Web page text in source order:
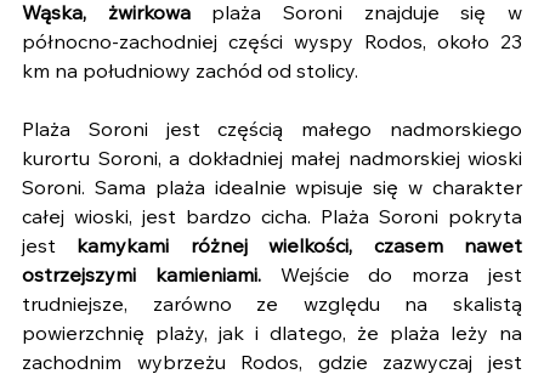
Wąska, żwirkowa plaża Soroni znajduje się w
północno-zachodniej części wyspy Rodos, około 23
km na południowy zachód od stolicy.
Plaża Soroni jest częścią małego nadmorskiego
kurortu Soroni, a dokładniej małej nadmorskiej wioski
Soroni. Sama plaża idealnie wpisuje się w charakter
całej wioski, jest bardzo cicha. Plaża Soroni pokryta
jest
kamykami różnej wielkości, czasem nawet
ostrzejszymi kamieniami. Wejście do morza jest
trudniejsze, zarówno ze względu na skalistą
powierzchnię plaży, jak i dlatego, że plaża leży na
zachodnim wybrzeżu Rodos, gdzie zazwyczaj jest